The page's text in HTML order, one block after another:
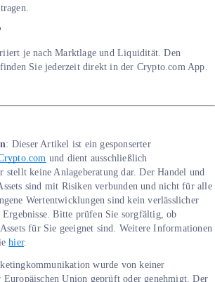
je nach Marktlage und Liquidität. Den
Sie jederzeit direkt in der Crypto.com App.
: Dieser Artikel ist ein gesponserter
und dient ausschließlich
stellt keine Anlageberatung dar. Der Handel und
sind mit Risiken verbunden und nicht für alle
Wertentwicklungen sind kein verlässlicher
Bitte prüfen Sie sorgfältig, ob
für Sie geeignet sind. Weitere Informationen
hier.
wurde von keiner
Europäischen Union geprüft oder genehmigt. Der